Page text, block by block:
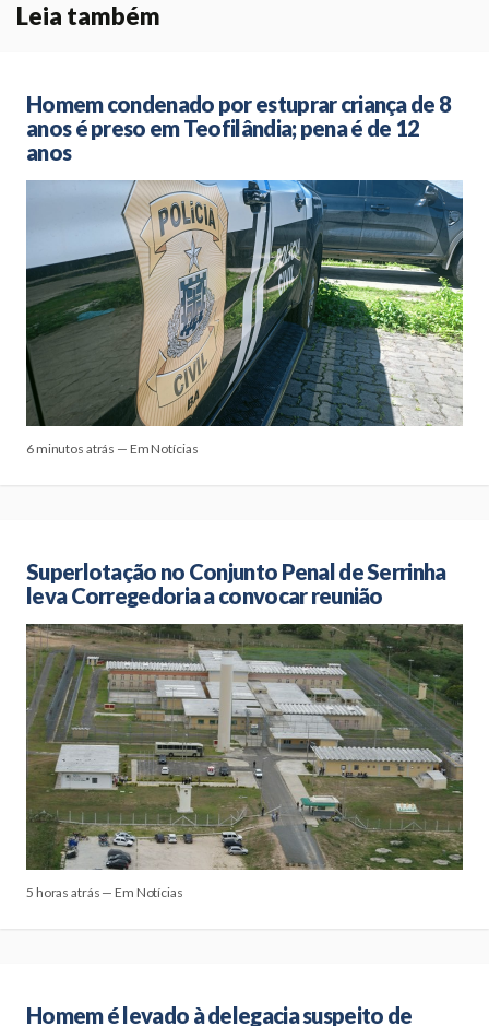
Leia também
Homem condenado por estuprar criança de 8
anos é preso em Teofilândia; pena é de 12
anos
6 minutos atrás — Em Notícias
Superlotação no Conjunto Penal de Serrinha
leva Corregedoria a convocar reunião
5 horas atrás — Em Notícias
Homem é levado à delegacia suspeito de